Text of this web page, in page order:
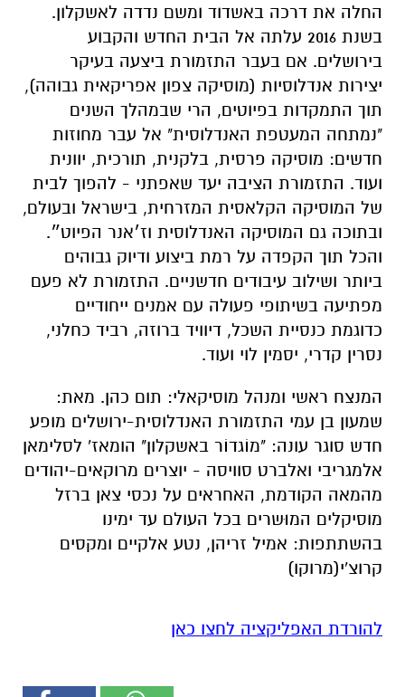
החלה את דרכה באשדוד ומשם נדדה לאשקלון.
בשנת 2016 עלתה אל הבית החדש והקבוע
בירושלים. אם בעבר התזמורת ביצעה בעיקר
יצירות אנדלוסיות (מוסיקה צפון אפריקאית גבוהה),
תוך התמקדות בפיוטים, הרי שבמהלך השנים
"נמתחה המעטפת האנדלוסית" אל עבר מחוזות
חדשים: מוסיקה פרסית, בלקנית, תורכית, יוונית
ועוד. התזמורת הציבה יעד שאפתני - להפוך לבית
של המוסיקה הקלאסית המזרחית, בישראל ובעולם,
ובתוכה גם המוסיקה האנדלוסית וז׳אנר הפיוט״.
והכל תוך הקפדה על רמת ביצוע ודיוק גבוהים
ביותר ושילוב עיבודים חדשניים. התזמורת לא פעם
מפתיעה בשיתופי פעולה עם אמנים ייחודיים
כדוגמת כנסיית השכל, דיוויד ברוזה, רביד כחלני,
נסרין קדרי, יסמין לוי ועוד.
המנצח ראשי ומנהל מוסיקאלי: תום כהן. מאת:
שמעון בן עמי התזמורת האנדלוסית-ירושלים מופע
חדש סוגר עונה: "מוֹגדוֹר באשקלון" הומאז' לסלימאן
אלמגריבי ואלברט סוויסה - יוצרים מרוקאים-יהודים
מהמאה הקודמת, האחראים על נכסי צאן ברזל
מוסיקלים המוּשרים בכל העולם עד ימינו
בהשתתפות: אמיל זריהן, נטע אלקיים ומקסים
קרוצ'י(מרוקו)
להורדת האפליקציה לחצו כאן